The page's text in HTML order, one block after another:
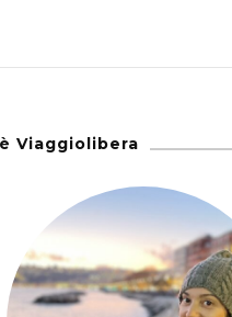
Fine
Mondo
Viaggiolibera